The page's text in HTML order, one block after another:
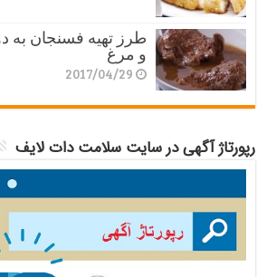
طرز تهیه فسنجان
و مرغ
2017/04/29
رپورتاژ آگهی در سایت سلامت دات لایف